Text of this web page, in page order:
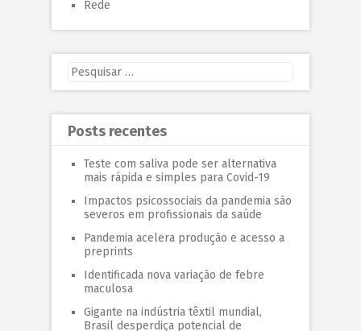
Rede
Posts recentes
Teste com saliva pode ser alternativa
mais rápida e simples para Covid-19
Impactos psicossociais da pandemia são
severos em profissionais da saúde
Pandemia acelera produção e acesso a
preprints
Identificada nova variação de febre
maculosa
Gigante na indústria têxtil mundial,
Brasil desperdiça potencial de